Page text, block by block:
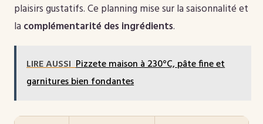
plaisirs gustatifs. Ce planning mise sur la saisonnalité et
la complémentarité des ingrédients.
LIRE AUSSI Pizzete maison à 230°C, pâte fine et
garnitures bien fondantes